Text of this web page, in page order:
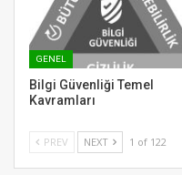
GENEL
Bilgi Güvenliği Temel
Kavramları
PREV NEXT 1 of 122